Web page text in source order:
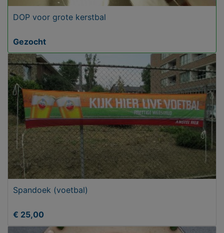
DOP voor grote kerstbal
Gezocht
Spandoek (voetbal)
€ 25,00